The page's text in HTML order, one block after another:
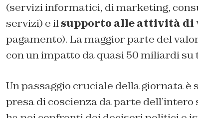
(servizi informatici, di marketing,
servizi) e ilsupporto alle attività di
pagamento). La maggior parte del
con un impatto da quasi 50 miliardi
Un passaggio cruciale della giornata
presa di coscienza da parte